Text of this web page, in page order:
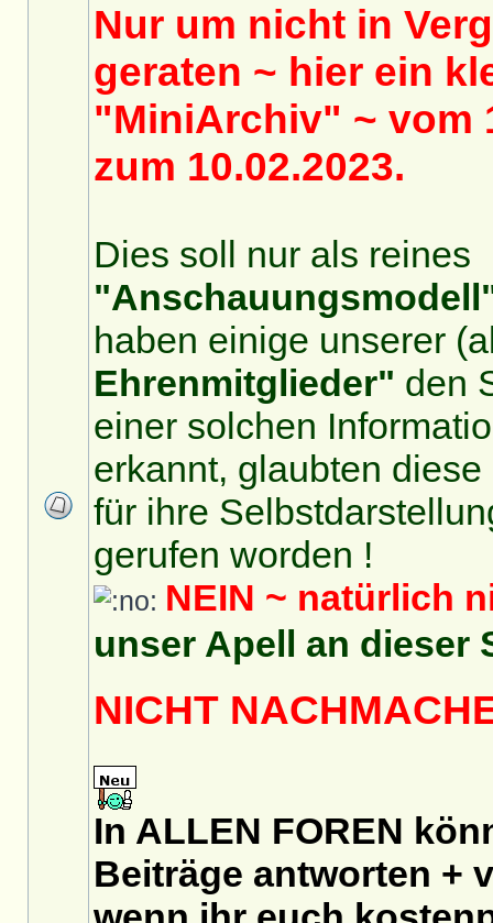
Nur um nicht in
geraten ~ hier ein
"MiniArchiv" ~ vom
zum 10.02.2023.
Dies soll nur als reines
haben einige unserer
Ehrenmitglieder" den
einer solchen
erkannt, glaubten
für ihre
gerufen worden !
NEIN ~ natürlich
unser Apell an dieser
NICHT
In ALLEN FOREN
Beiträge antworten +